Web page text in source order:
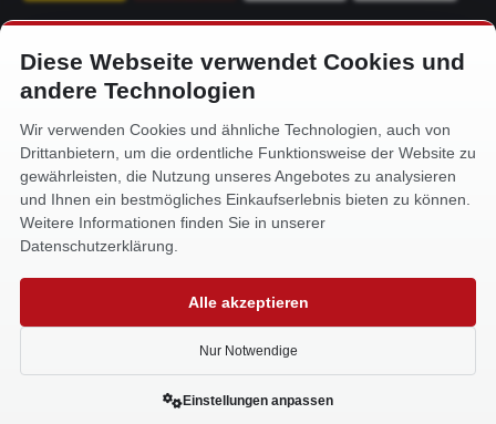
KONTAKT
Alfa-Service Hurtienne GmbH
Siemensstr. 32
59199 Bönen
+49 (0) 2383 93640
info@alfa-service.com
Whatsapp (no voice calls):
Diese Webseite verwendet Cookies und
andere Technologien
Wir verwenden Cookies und ähnliche Technologien, auch von
Drittanbietern, um die ordentliche Funktionsweise der Website zu
gewährleisten, die Nutzung unseres Angebotes zu analysieren
und Ihnen ein bestmögliches Einkaufserlebnis bieten zu können.
Weitere Informationen finden Sie in unserer
Datenschutzerklärung.
Alle akzeptieren
Nur Notwendige
Einstellungen anpassen